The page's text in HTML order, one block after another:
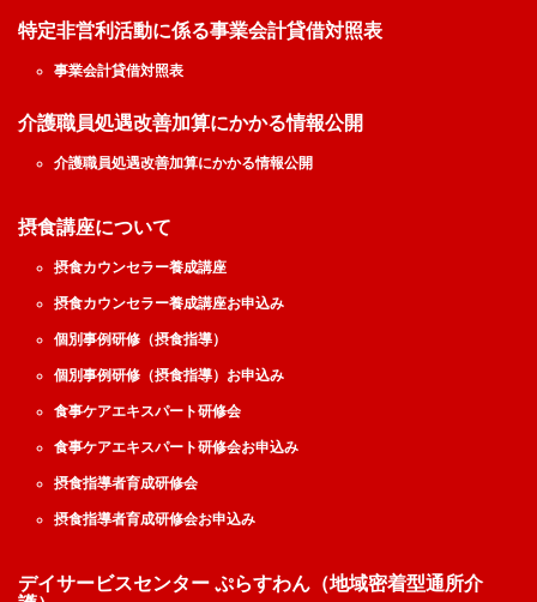
特定非営利活動に係る事業会計貸借対照表
事業会計貸借対照表
介護職員処遇改善加算にかかる情報公開
介護職員処遇改善加算にかかる情報公開
摂食講座について
摂食カウンセラー養成講座
摂食カウンセラー養成講座お申込み
個別事例研修（摂食指導）
個別事例研修（摂食指導）お申込み
食事ケアエキスパート研修会
食事ケアエキスパート研修会お申込み
摂食指導者育成研修会
摂食指導者育成研修会お申込み
デイサービスセンター ぷらすわん（地域密着型通所介